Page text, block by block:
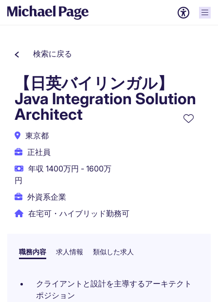
検索に戻る
【日英バイリンガル】
Java Integration Solution
Architect
東京都
正社員
年収 1400万円 - 1600万
円
外資系企業
在宅可・ハイブリッド勤務可
職務内容 求人情報 類似した求人
クライアントと設計を主導するアーキテクト
ポジション